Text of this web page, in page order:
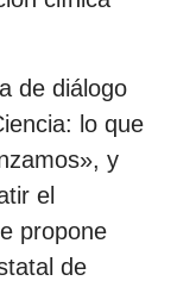
de diálogo
lo que
y
el
propone
de